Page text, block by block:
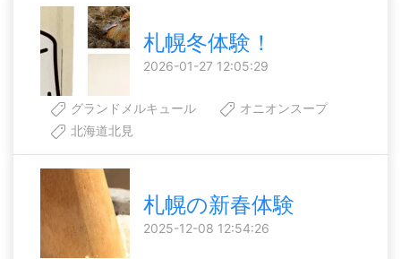
札幌冬体験！
2026-01-27 12:05:29
グランドメルキュール
オニオンスープ
北海道北見
札幌の新春体験
2025-12-08 12:54:26